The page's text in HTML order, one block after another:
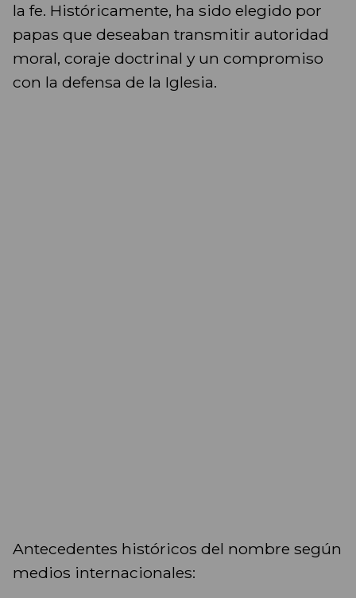
la fe. Históricamente, ha sido elegido por
papas que deseaban transmitir autoridad
moral, coraje doctrinal y un compromiso
con la defensa de la Iglesia.
Antecedentes históricos del nombre según
medios internacionales: